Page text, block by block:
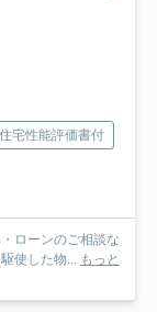
宅性能評価書付
ローンのご相談な
使した物...
もっと